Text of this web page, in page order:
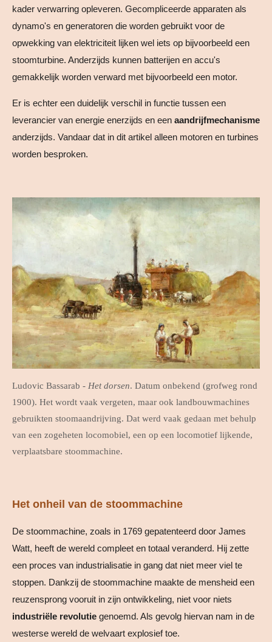
kader verwarring opleveren. Gecompliceerde apparaten als
dynamo's en generatoren die worden gebruikt voor de
opwekking van elektriciteit lijken wel iets op bijvoorbeeld een
stoomturbine. Anderzijds kunnen batterijen en accu's
gemakkelijk worden verward met bijvoorbeeld een motor.
Er is echter een duidelijk verschil in functie tussen een
leverancier van energie enerzijds en een aandrijfmechanisme
anderzijds. Vandaar dat in dit artikel alleen motoren en turbines
worden besproken.
Ludovic Bassarab - Het dorsen. Datum onbekend (grofweg rond
1900). Het wordt vaak vergeten, maar ook landbouwmachines
gebruikten stoomaandrijving. Dat werd vaak gedaan met behulp
van een zogeheten locomobiel, een op een locomotief lijkende,
verplaatsbare stoommachine.
Het onheil van de stoommachine
De stoommachine, zoals in 1769 gepatenteerd door James
Watt, heeft de wereld compleet en totaal veranderd. Hij zette
een proces van industrialisatie in gang dat niet meer viel te
stoppen. Dankzij de stoommachine maakte de mensheid een
reuzensprong vooruit in zijn ontwikkeling, niet voor niets
industriële revolutie genoemd. Als gevolg hiervan nam in de
westerse wereld de welvaart explosief toe.